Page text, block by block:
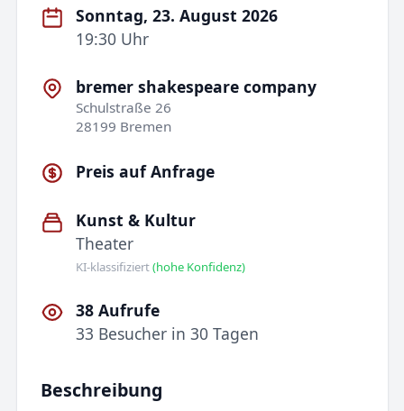
Sonntag, 23. August 2026
19:30 Uhr
bremer shakespeare company
Schulstraße 26
28199 Bremen
Preis auf Anfrage
Kunst & Kultur
Theater
KI-klassifiziert(hohe Konfidenz)
38 Aufrufe
33 Besucher in 30 Tagen
Beschreibung